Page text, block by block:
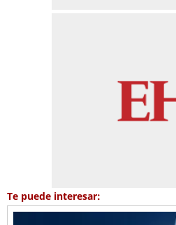
Te puede interesar: